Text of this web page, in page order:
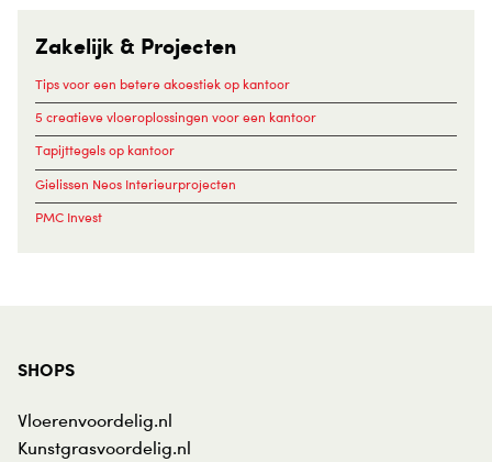
Zakelijk & Projecten
Tips voor een betere akoestiek op kantoor
5 creatieve vloeroplossingen voor een kantoor
Tapijttegels op kantoor
Gielissen Neos Interieurprojecten
PMC Invest
SHOPS
Vloerenvoordelig.nl
Kunstgrasvoordelig.nl